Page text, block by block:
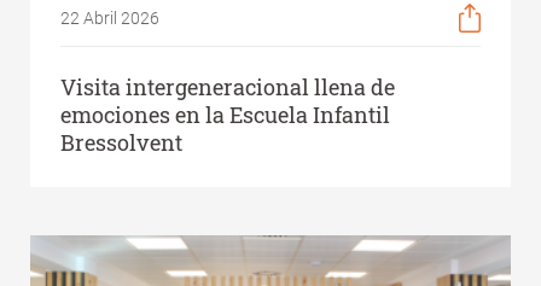
22 Abril 2026
Visita intergeneracional llena de
emociones en la Escuela Infantil
Bressolvent